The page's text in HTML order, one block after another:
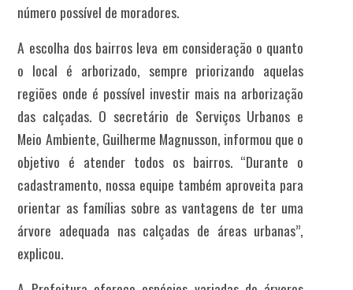
número possível de moradores.
A escolha dos bairros leva em consideração o quanto
o local é arborizado, sempre priorizando aquelas
regiões onde é possível investir mais na arborização
das calçadas. O secretário de Serviços Urbanos e
Meio Ambiente, Guilherme Magnusson, informou que o
objetivo é atender todos os bairros. “Durante o
cadastramento, nossa equipe também aproveita para
orientar as famílias sobre as vantagens de ter uma
árvore adequada nas calçadas de áreas urbanas”,
explicou.